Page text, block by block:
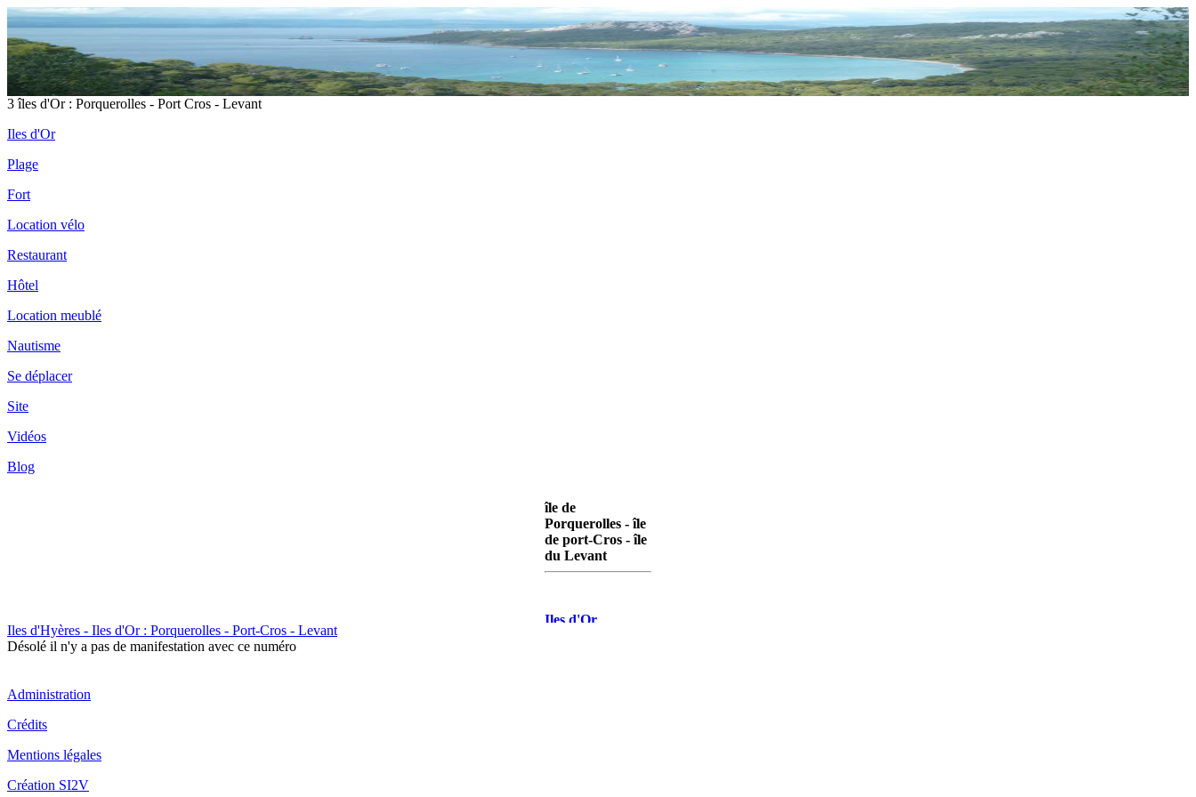
3 îles d'Or : Porquerolles - Port Cros - Levant
Iles d'Or
Plage
Fort
Location vélo
Restaurant
Hôtel
Location meublé
Nautisme
Se déplacer
Site
Vidéos
Blog
île de
Porquerolles - île
de port-Cros - île
du Levant
Iles d'Or
Iles d'Hyères - Iles d'Or : Porquerolles - Port-Cros - Levant
Désolé il n'y a pas de manifestation avec ce numéro
Administration
Crédits
Mentions légales
Création SI2V